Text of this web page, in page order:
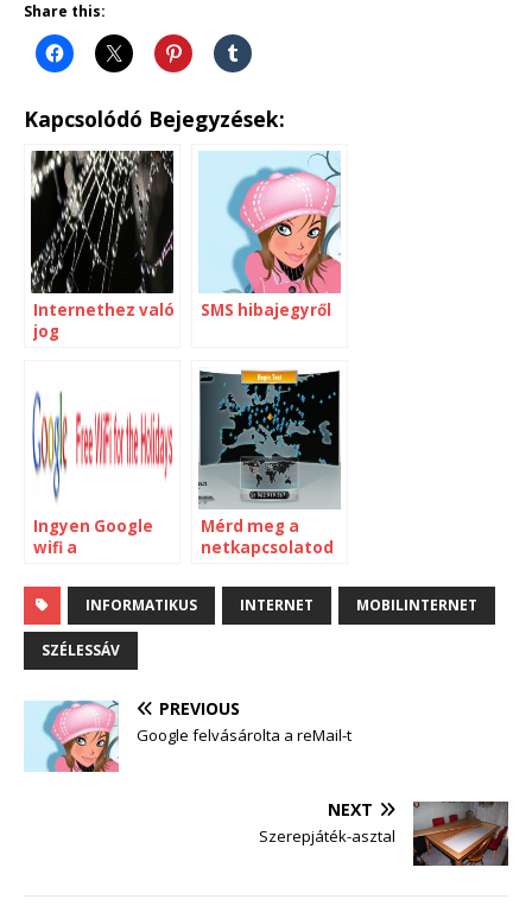
Share this:
Kapcsolódó Bejegyzések:
Internethez való
jog
SMS hibajegyről
Ingyen Google
wifi a
Mérd meg a
netkapcsolatod
INFORMATIKUS INTERNET MOBILINTERNET
SZÉLESSÁV
PREVIOUS
Google felvásárolta a reMail-t
NEXT
Szerepjáték-asztal